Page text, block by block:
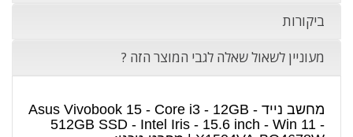
ביקורות
מעוניין לשאול שאלה לגבי המוצר הזה ?
מחשב נייד Asus Vivobook 15 - Core i3 - 12GB -
512GB SSD - Intel Iris - 15.6 inch - Win 11 -